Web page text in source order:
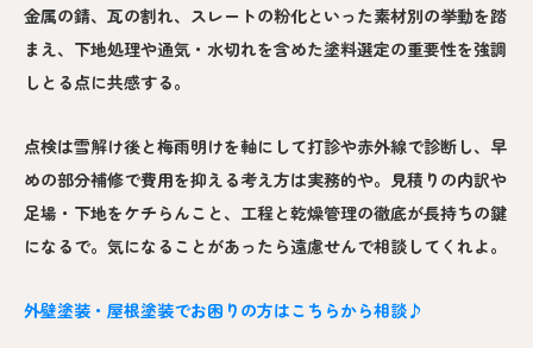
金属の錆、瓦の割れ、スレートの粉化といった素材別の挙動を踏
まえ、下地処理や通気・水切れを含めた塗料選定の重要性を強調
しとる点に共感する。
点検は雪解け後と梅雨明けを軸にして打診や赤外線で診断し、早
めの部分補修で費用を抑える考え方は実務的や。見積りの内訳や
足場・下地をケチらんこと、工程と乾燥管理の徹底が長持ちの鍵
になるで。気になることがあったら遠慮せんで相談してくれよ。
外壁塗装・屋根塗装でお困りの方はこちらから相談♪